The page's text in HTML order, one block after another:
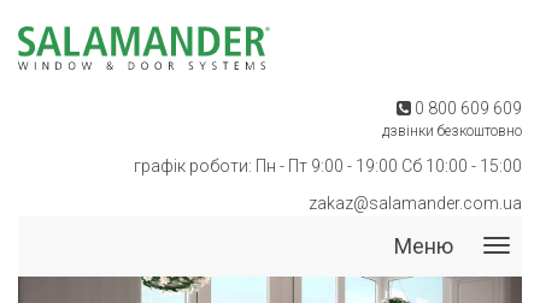
0 800 609 609
дзвінки безкоштовно
графік роботи: Пн - Пт 9:00 - 19:00 Сб 10:00 - 15:00
zakaz@salamander.com.ua
Меню